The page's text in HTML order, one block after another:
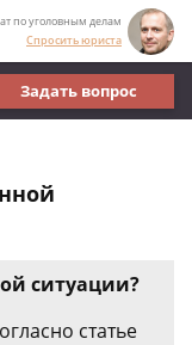
по уголовным делам
Спросить юриста
Задать вопрос
ситуации?
статье